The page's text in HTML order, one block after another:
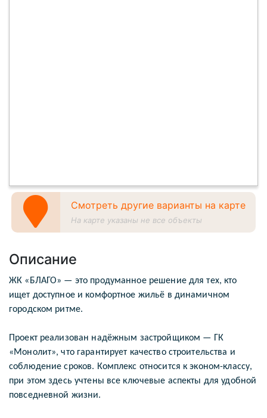
Смотреть другие варианты на карте
На карте указаны не все объекты
Описание
ЖК «БЛАГО» — это продуманное решение для тех, кто
ищет доступное и комфортное жильё в динамичном
городском ритме.
Проект реализован надёжным застройщиком — ГК
«Монолит», что гарантирует качество строительства и
соблюдение сроков. Комплекс относится к эконом-классу,
при этом здесь учтены все ключевые аспекты для удобной
повседневной жизни.